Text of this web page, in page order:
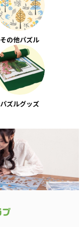
その他パズル
パズルグッズ